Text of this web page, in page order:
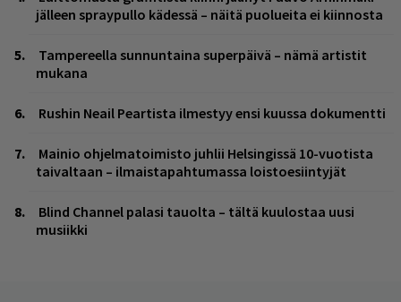
jälleen spraypullo kädessä – näitä puolueita ei kiinnosta
Tampereella sunnuntaina superpäivä – nämä artistit
mukana
Rushin Neail Peartista ilmestyy ensi kuussa dokumentti
Mainio ohjelmatoimisto juhlii Helsingissä 10-vuotista
taivaltaan – ilmaistapahtumassa loistoesiintyjät
Blind Channel palasi tauolta – tältä kuulostaa uusi
musiikki